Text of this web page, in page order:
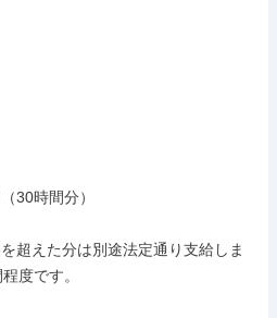
30時間分）
超えた分は別途法定通り支給しま
度です。